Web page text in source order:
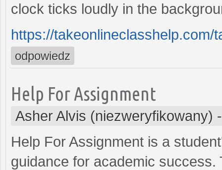
clock ticks loudly in the
https://takeonlineclasshelp.com/
odpowiedz
Help For Assignment
Asher Alvis (niezweryfikowany)
Help For Assignment is a
guidance for academic